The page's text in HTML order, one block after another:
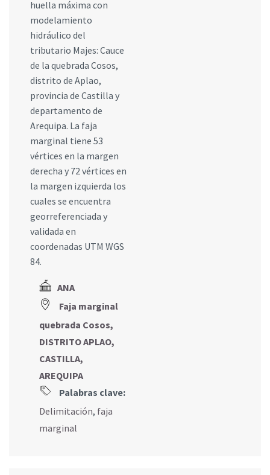
huella máxima con
modelamiento
hidráulico del
tributario Majes: Cauce
de la quebrada Cosos,
distrito de Aplao,
provincia de Castilla y
departamento de
Arequipa. La faja
marginal tiene 53
vértices en la margen
derecha y 72 vértices en
la margen izquierda los
cuales se encuentra
georreferenciada y
validada en
coordenadas UTM WGS
84.
ANA
Faja marginal
quebrada Cosos,
DISTRITO APLAO,
CASTILLA,
AREQUIPA
Palabras clave:
Delimitación, faja
marginal